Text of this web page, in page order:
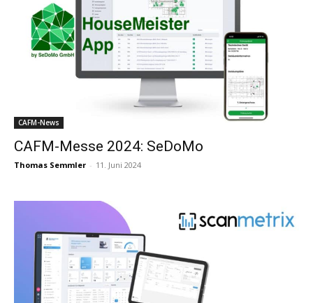
CAFM-News
CAFM-Messe 2024: SeDoMo
Thomas Semmler - 11. Juni 2024